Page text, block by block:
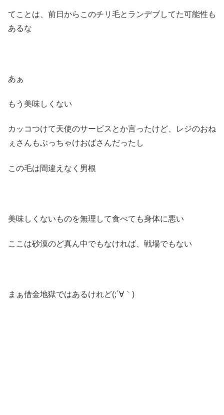
てことは、前日からこのチリ毛とランデブしてた可能性も
あるな
あぁ
もう美味しくない
カッコつけて天使のサービスとか言ったけど、レジのおね
ぇさんもぶっちゃけおばさんだったし
この毛は間違えなく男根
美味しくないものを無理して食べても身体に悪い
ここは砂漠のど真ん中でもなければ、戦場でもない
まぁ借金地獄ではあるけれど(;´∀｀)